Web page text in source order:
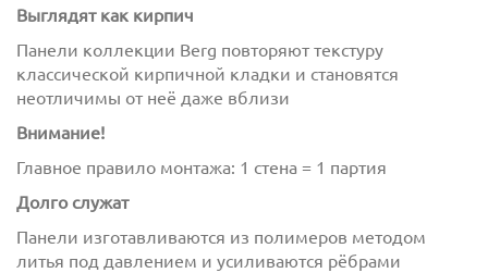
сполитикой обработки персональных данных
ознакомлен(-а) и даюсогласиена обработку
персональных данных
Выглядят как кирпич
Панели коллекции Berg повторяют текстуру
классической кирпичной кладки и становятся
неотличимы от неё даже вблизи
Внимание!
Главное правило монтажа: 1 стена = 1 партия
Долго служат
Панели изготавливаются из полимеров методом
литья под давлением и усиливаются рёбрами